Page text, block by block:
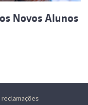
Novos Alunos